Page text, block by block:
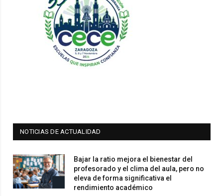
NOTICIAS DE ACTUALIDAD
Bajar la ratio mejora el bienestar del
profesorado y el clima del aula, pero no
eleva de forma significativa el
rendimiento académico